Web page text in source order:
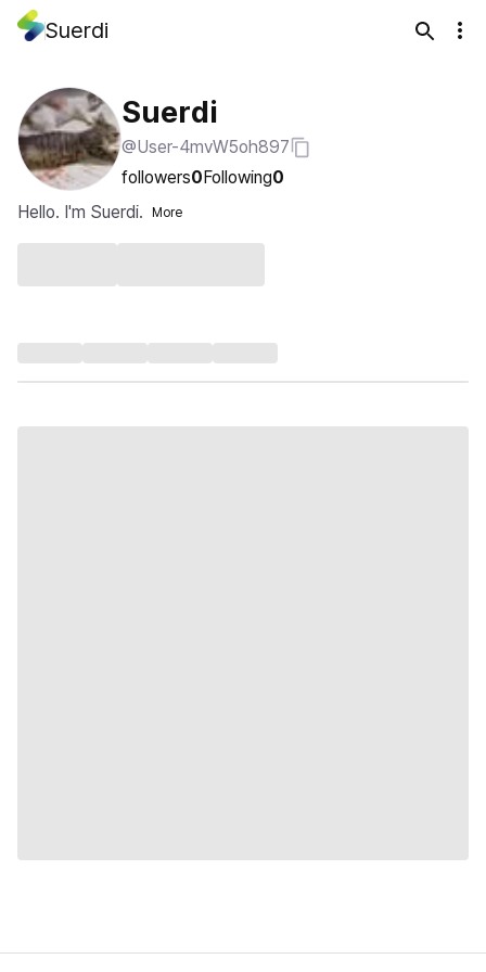
Suerdi
Suerdi
@User-4mvW5oh897
followers0Following0
Hello. I'm Suerdi.
More